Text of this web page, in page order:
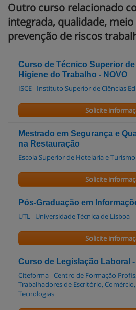
Outro curso relacionado
integrada, qualidade,
prevenção de riscos
Curso de Técnico Superior
Higiene do Trabalho - NOVO
ISCE - Instituto Superior de Ciências
Solicite
Mestrado em Segurança e
na Restauração
Escola Superior de Hotelaria e
Solicite
Pós-Graduação em
UTL - Universidade Técnica de Lisboa
Solicite
Curso de Legislação Laboral
Citeforma - Centro de Formação
Trabalhadores de Escritório,
Tecnologias